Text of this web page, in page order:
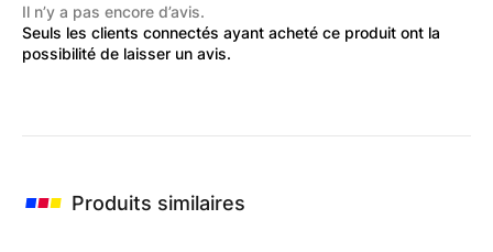
Il n’y a pas encore d’avis.
Seuls les clients connectés ayant acheté ce produit ont la
possibilité de laisser un avis.
Produits similaires